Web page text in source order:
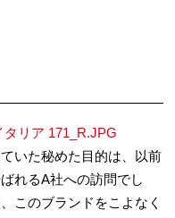
いた秘めた目的は、以前
れるA社への訪問でし
このブランドをこよなく